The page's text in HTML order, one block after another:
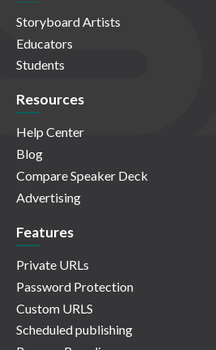
Storyboard Artists
Educators
Students
Resources
Help Center
Blog
Compare Speaker Deck
Advertising
Features
Private URLs
Password Protection
Custom URLS
Scheduled publishing